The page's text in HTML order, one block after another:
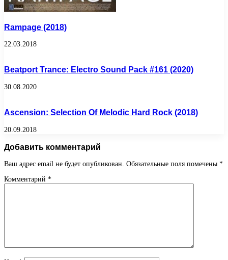
Rampage (2018)
22.03.2018
Beatport Trance: Electro Sound Pack #161 (2020)
30.08.2020
Ascension: Selection Of Melodic Hard Rock (2018)
20.09.2018
Добавить комментарий
Ваш адрес email не будет опубликован. Обязательные поля помечены *
Комментарий *